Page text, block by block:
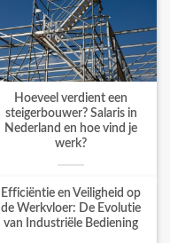
Hoeveel verdient een
steigerbouwer? Salaris in
Nederland en hoe vind je
werk?
Efficiëntie en Veiligheid op
de Werkvloer: De Evolutie
van Industriële Bediening